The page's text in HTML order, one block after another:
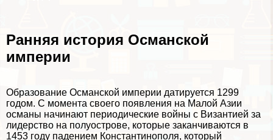
Ранняя история Османской
империи
Образование Османской империи датируется 1299
годом. С момента своего появления на Малой Азии
османы начинают периодические войны с Византией за
лидерство на полуострове, которые заканчиваются в
1453 году падением Константинополя, который